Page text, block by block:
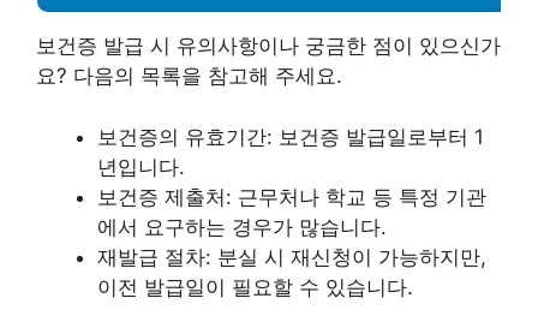
보건증 발급 시 유의사항이나 궁금한 점이 있으신가
요? 다음의 목록을 참고해 주세요.
보건증의 유효기간: 보건증 발급일로부터 1
년입니다.
보건증 제출처: 근무처나 학교 등 특정 기관
에서 요구하는 경우가 많습니다.
재발급 절차: 분실 시 재신청이 가능하지만,
이전 발급일이 필요할 수 있습니다.